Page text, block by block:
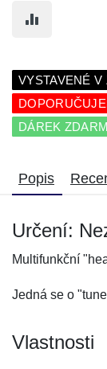
VYSTAVENÉ V
DÁREK
Popis
Určení:
Multifunkční
Jedná se o
Vlastnosti